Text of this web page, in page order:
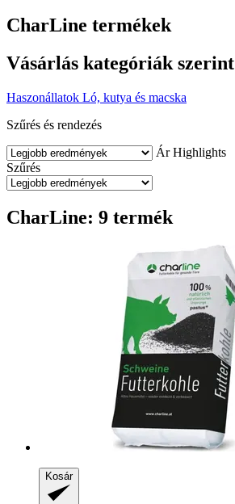
CharLine termékek
Vásárlás kategóriák szerint
Haszonállatok Ló, kutya és macska
Szűrés és rendezés
Ár Highlights
Szűrés
CharLine: 9 termék
Kosár